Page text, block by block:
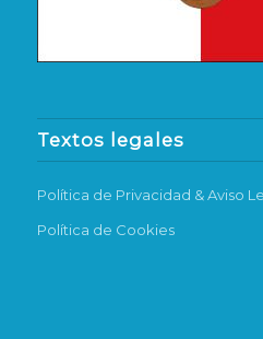
Textos legales
Política de Privacidad & Aviso
Política de Cookies